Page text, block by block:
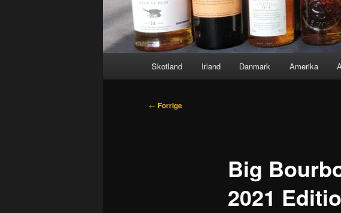
Skotland Irland Danmark Amerika
Indlægsnavigation
← Forrige
Big
2021